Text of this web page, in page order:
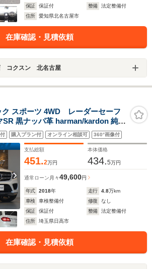
保証
保証付 整備
法定整備付
住所
愛知県北名古屋市
在庫確認・見積依頼
コクスン 北名古屋
スポーツ 4WD レーダーセーフ
SR 黒ナッパ革 harman/kardon 純正
メラ AppleCarPlay エアサス 純正
購入プラン付 オンライン相談可 360°画像付
支払総額
451.2万円
本体価格
434.5万円
通常ローン 月々49,600円
年式 2018年 走行 4.8万km
車検
車検整備付 修復
なし
保証
保証付 整備
法定整備付
住所
埼玉県日高市
在庫確認・見積依頼